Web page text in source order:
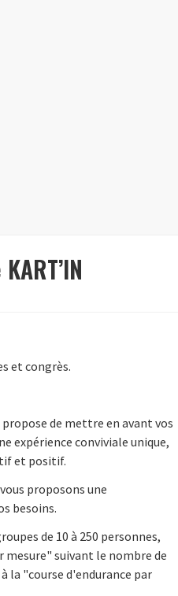
et congrès.
propose de mettre en avant vos
expérience conviviale unique,
et positif.
proposons une
besoins.
de 10 à 250 personnes,
suivant le nombre de
la "course d'endurance par